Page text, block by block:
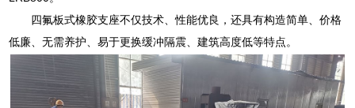
四氟板式橡胶支座不仅技术、性能优良，还具有构造简单、价格
低廉、无需养护、易于更换缓冲隔震、建筑高度低等特点。